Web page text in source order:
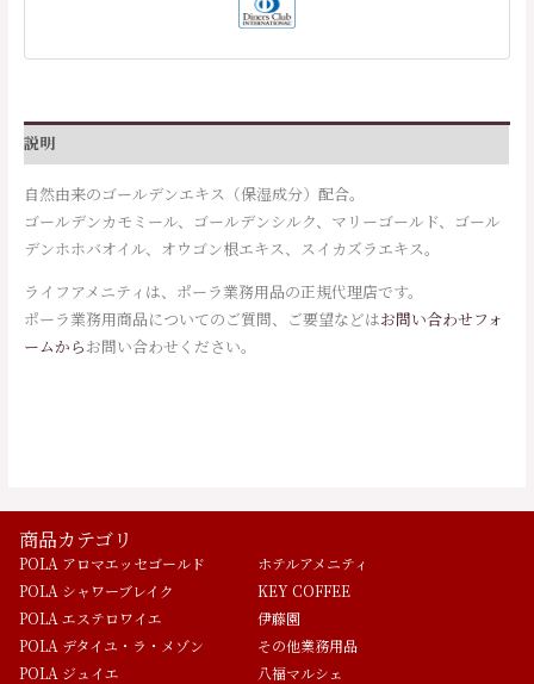
説明
自然由来のゴールデンエキス（保湿成分）配合。
ゴールデンカモミール、ゴールデンシルク、マリーゴールド、ゴール
デンホホバオイル、オウゴン根エキス、スイカズラエキス。
ライフアメニティは、ポーラ業務用品の正規代理店です。
ポーラ業務用商品についてのご質問、ご要望などはお問い合わせフォ
ームからお問い合わせください。
商品カテゴリ
POLA アロマエッセゴールド
POLA シャワーブレイク
POLA エステロワイエ
POLA デタイユ・ラ・メゾン
POLA ジュイエ
ホテルアメニティ
KEY COFFEE
伊藤園
その他業務用品
八福マルシェ